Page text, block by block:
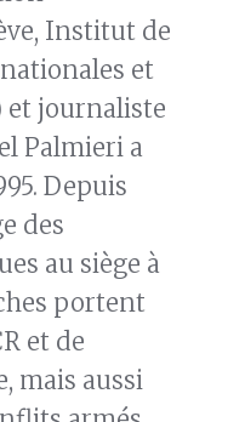
Institut de
et
et journaliste
Palmieri a
Depuis
des
au siège à
portent
et de
mais aussi